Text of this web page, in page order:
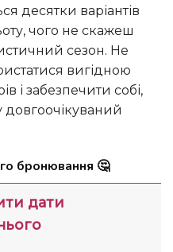
десятки варіантів
чого не скажеш
сезон. Не
вигідною
і забезпечити собі,
довгоочікуваний
бронювання 🤔
дати